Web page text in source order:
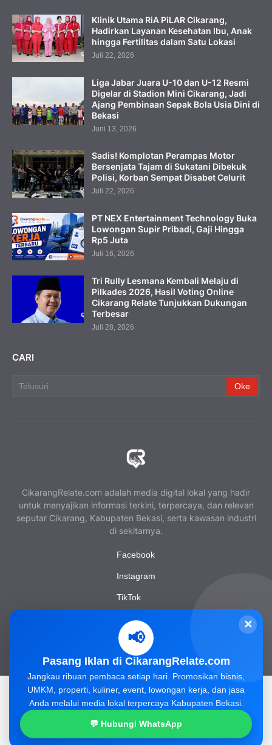
✕
📢
Pasang Iklan di CikarangRelate.com
Jangkau ribuan pembaca setiap hari. Promosikan bisnis,
UMKM, properti, kuliner, event, lowongan kerja, dan jasa
Anda melalui media lokal terpercaya Kabupaten Bekasi.
💬 Hubungi WhatsApp
Klinik Utama RiA PiLAR Cikarang,
Hadirkan Layanan Kesehatan Ibu, Anak
hingga Fertilitas dalam Satu Lokasi
Juli 22, 2026
Liga Jabar Juara U-10 dan U-12 Resmi
Digelar di Stadion Mini Cikarang, Jadi
Ajang Pembinaan Sepak Bola Usia Dini di
Bekasi
Juni 13, 2026
Sadis! Komplotan Perampas Motor
Bersenjata Tajam di Sukatani Dibekuk
Polisi, Korban Sempat Disabet Celurit
Juli 22, 2026
PT NEX Entertainment Technology Buka
Lowongan Supir Pribadi, Gaji Hingga
Rp5 Juta
Juli 16, 2026
Tri Rully Lesmana Kembali Melaju di
Pilkades 2026, Hasil Voting Online
Cikarang Relate Tunjukkan Dukungan
Terbesar
Juli 28, 2026
CARI
CikarangRelate.com adalah media digital lokal yang hadir
untuk menyajikan informasi terkini, terpercaya, dan relevan
seputar Cikarang, Kabupaten Bekasi, serta kawasan industri
di sekitarnya.
Facebook
Instagram
TikTok
YouTube
© 2026 CikarangRelate.com. All Rights Reserved.
Tim Redaksi Tentang Kami
Privacy Policy
Pedoman Media Siber
Pasang Iklan
Kontak Kami
Kode Etik Jurnalistik
Disclaimer
Situs ini menggunakan cookie dari Google untuk memberikan
layanannya dan menganalisis traffic.Baca Selengkapnya
Accept !